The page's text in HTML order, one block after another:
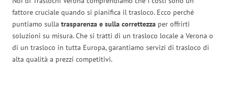
fattore cruciale quando si pianifica il trasloco. Ecco perché
puntiamo sulla trasparenza e sulla correttezza per offrirti
soluzioni su misura. Che si tratti di un trasloco locale a Verona o
di un trasloco in tutta Europa, garantiamo servizi di trasloco di
alta qualità a prezzi competitivi.